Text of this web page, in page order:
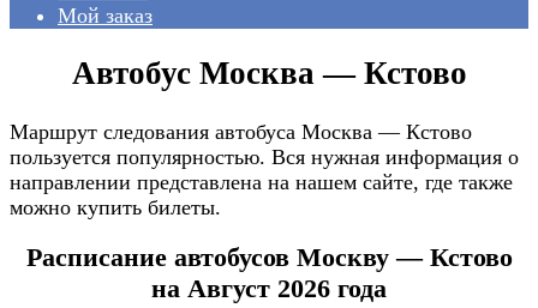
Мой заказ
Автобус Москва — Кстово
Маршрут следования автобуса Москва — Кстово
пользуется популярностью. Вся нужная информация о
направлении представлена на нашем сайте, где также
можно купить билеты.
Расписание автобусов Москву — Кстово
на Август 2026 года